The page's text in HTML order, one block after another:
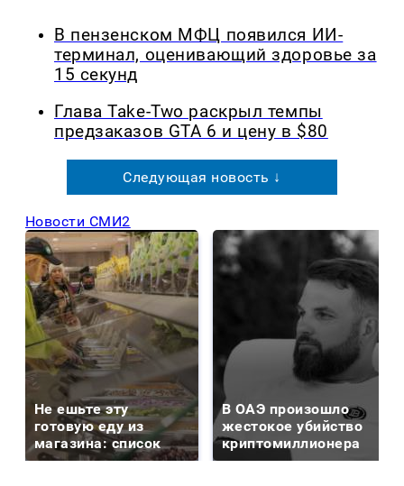
В пензенском МФЦ появился ИИ-
терминал, оценивающий здоровье за
15 секунд
Глава Take-Two раскрыл темпы
предзаказов GTA 6 и цену в $80
Следующая новость ↓
Новости СМИ2
Не ешьте эту
готовую еду из
магазина: список
В ОАЭ произошло
жестокое убийство
криптомиллионера